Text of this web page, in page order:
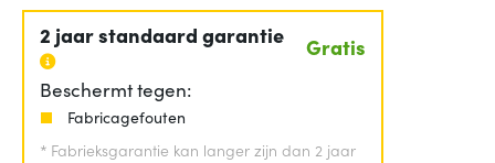
2 jaar standaard garantie Gratis
Beschermt tegen:
Fabricagefouten
* Fabrieksgarantie kan langer zijn dan 2 jaar